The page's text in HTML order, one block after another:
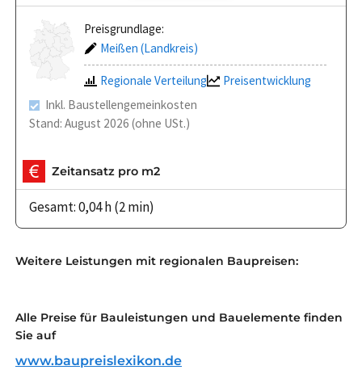
Preisgrundlage:
Meißen (Landkreis)
Regionale Verteilung
Preisentwicklung
Inkl. Baustellengemeinkosten
Stand: August 2026 (ohne USt.)
Zeitansatz pro m2
Gesamt: 0,04 h (2 min)
Weitere Leistungen mit regionalen Baupreisen:
Alle Preise für Bauleistungen und Bauelemente finden
Sie auf
www.baupreislexikon.de